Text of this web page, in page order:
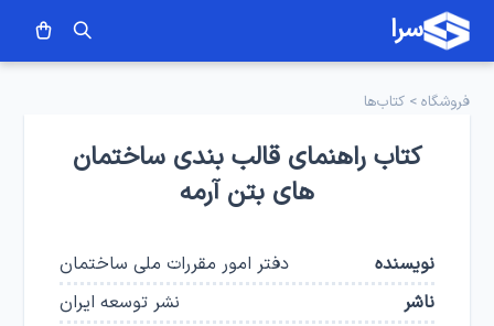
سرا
فروشگاه >کتاب‌ها
کتاب راهنمای قالب بندی ساختمان
های بتن آرمه
نویسنده
دفتر امور مقررات ملی ساختمان
ناشر
نشر توسعه ایران